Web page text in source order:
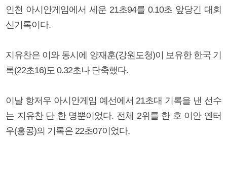
인천 아시안게임에서 세운 21초94를 0.10초 앞당긴 대회
신기록이다.
지유찬은 이와 동시에 양재훈(강원도청)이 보유한 한국 기
록(22초16)도 0.32초나 단축했다.
이날 항저우 아시안게임 예선에서 21초대 기록을 낸 선수
는 지유찬 단 한 명뿐이었다. 전체 2위를 한 호 이안 옌터
우(홍콩)의 기록은 22초07이었다.